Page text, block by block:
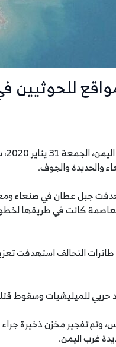
للحوثيين
والحديدة والجوف.
جبل عطان في صنعاء
كانت في طريقها
طائرات التحالف استهدفت
حربي للميليشيات وسقوط
وتم تفجير مخزن ذخيرة
غرب اليمن.